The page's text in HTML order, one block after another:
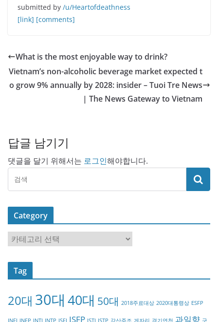
submitted by /u/Heartofdeathness
[link] [comments]
What is the most enjoyable way to drink?
Vietnam’s non-alcoholic beverage market expected t
o grow 9% annually by 2028: insider – Tuoi Tre News
| The News Gateway to Vietnam
답글 남기기
댓글을 달기 위해서는 로그인해야합니다.
Category
a
t
o
Tag
20대 30대 40대 50대 2018주료대상 2020대통령상 ESFP
INFJ INFP INTJ INTP ISFJ ISFP ISTJ ISTP 강산주조 게자리 경기연천 과일향 구